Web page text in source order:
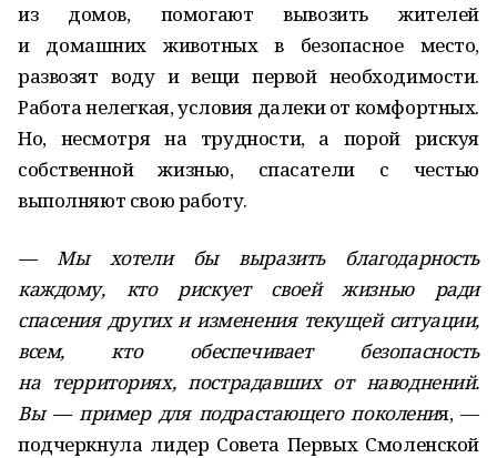
из домов, помогают вывозить жителей
и домашних животных в безопасное место,
развозят воду и вещи первой необходимости.
Работа нелегкая, условия далеки от комфортных.
Но, несмотря на трудности, а порой рискуя
собственной жизнью, спасатели с честью
выполняют свою работу.
— Мы хотели бы выразить благодарность
каждому, кто рискует своей жизнью ради
спасения других и изменения текущей ситуации,
всем, кто обеспечивает безопасность
на территориях, пострадавших от наводнений.
Вы — пример для подрастающего поколения, —
подчеркнула лидер Совета Первых Смоленской